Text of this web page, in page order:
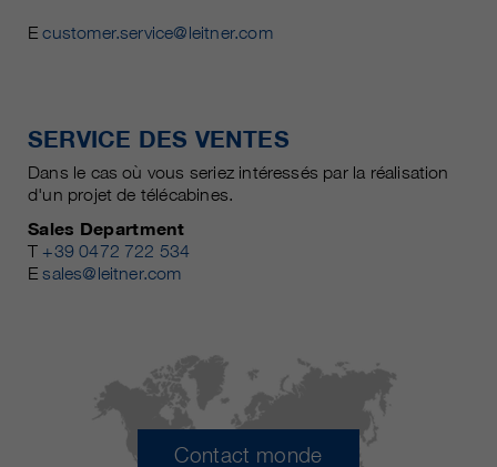
Ecustomer.service@leitner.com
SERVICE DES VENTES
Dans le cas où vous seriez intéressés par la réalisation
d'un projet de télécabines.
Sales Department
T +39 0472 722 534
Esales@leitner.com
Contact monde